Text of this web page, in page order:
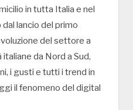
in tutta Italia e nel
lancio del primo
del settore a
da Nord a Sud,
i gusti e tutti i trend in
il fenomeno del digital